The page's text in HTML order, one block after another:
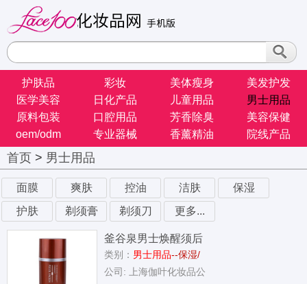
护肤品 彩妆 美体瘦身
美发护发
医学美容
日化产品 儿童用品
男士用品
原料包装
口腔用品 芳香除臭
美容保健
oem/odm
专业器械 香薰精油 院线产品
首页 > 男士用品
面膜 爽肤 控油 洁肤
保湿
护肤
剃须膏 剃须刀 更多...
釜谷泉男士焕醒须后
水
类别： 男士用品--保湿/
公司: 上海伽叶化妆品公